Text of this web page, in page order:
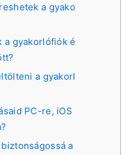
a gyako
a gyakorlófiók é
a gyakorl
PC-re, iOS
a